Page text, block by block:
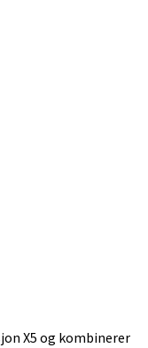
X5 og kombinerer